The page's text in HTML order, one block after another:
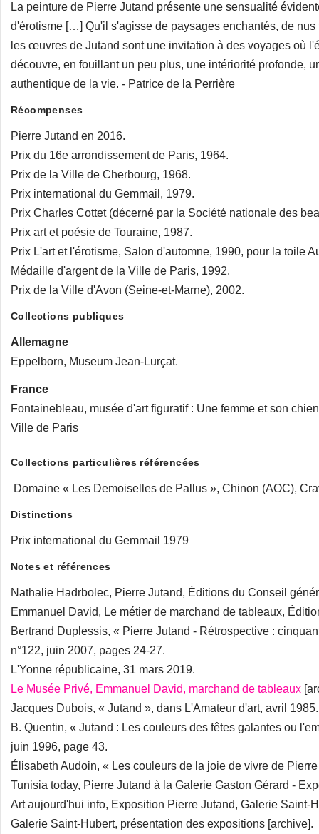
La peinture de Pierre Jutand présente une sensualité
d'érotisme […] Qu'il s'agisse de paysages enchantés, de
les œuvres de Jutand sont une invitation à des voyages où
découvre, en fouillant un peu plus, une intériorité profonde,
authentique de la vie. - Patrice de la Perrière
Récompenses
Pierre Jutand en 2016.
Prix du 16e arrondissement de Paris, 1964.
Prix de la Ville de Cherbourg, 1968.
Prix international du Gemmail, 1979.
Prix Charles Cottet (décerné par la Société nationale des
Prix art et poésie de Touraine, 1987.
Prix L'art et l'érotisme, Salon d'automne, 1990, pour la toile
Médaille d'argent de la Ville de Paris, 1992.
Prix de la Ville d'Avon (Seine-et-Marne), 2002.
Collections publiques
Allemagne
Eppelborn, Museum Jean-Lurçat.
France
Fontainebleau, musée d'art figuratif : Une femme et son
Ville de Paris
Collections particulières référencées
Domaine « Les Demoiselles de Pallus », Chinon (AOC),
Distinctions
Prix international du Gemmail 1979
Notes et références
Nathalie Hadrbolec, Pierre Jutand, Éditions du Conseil
Emmanuel David, Le métier de marchand de tableaux,
Bertrand Duplessis, « Pierre Jutand - Rétrospective :
n°122, juin 2007, pages 24-27.
L'Yonne républicaine, 31 mars 2019.
Le Musée Privé, Emmanuel David, marchand de tableaux
Jacques Dubois, « Jutand », dans L'Amateur d'art, avril 1985.
B. Quentin, « Jutand : Les couleurs des fêtes galantes ou
juin 1996, page 43.
Élisabeth Audoin, « Les couleurs de la joie de vivre de
Tunisia today, Pierre Jutand à la Galerie Gaston Gérard -
Art aujourd'hui info, Exposition Pierre Jutand, Galerie Saint-
Galerie Saint-Hubert, présentation des expositions [archive].